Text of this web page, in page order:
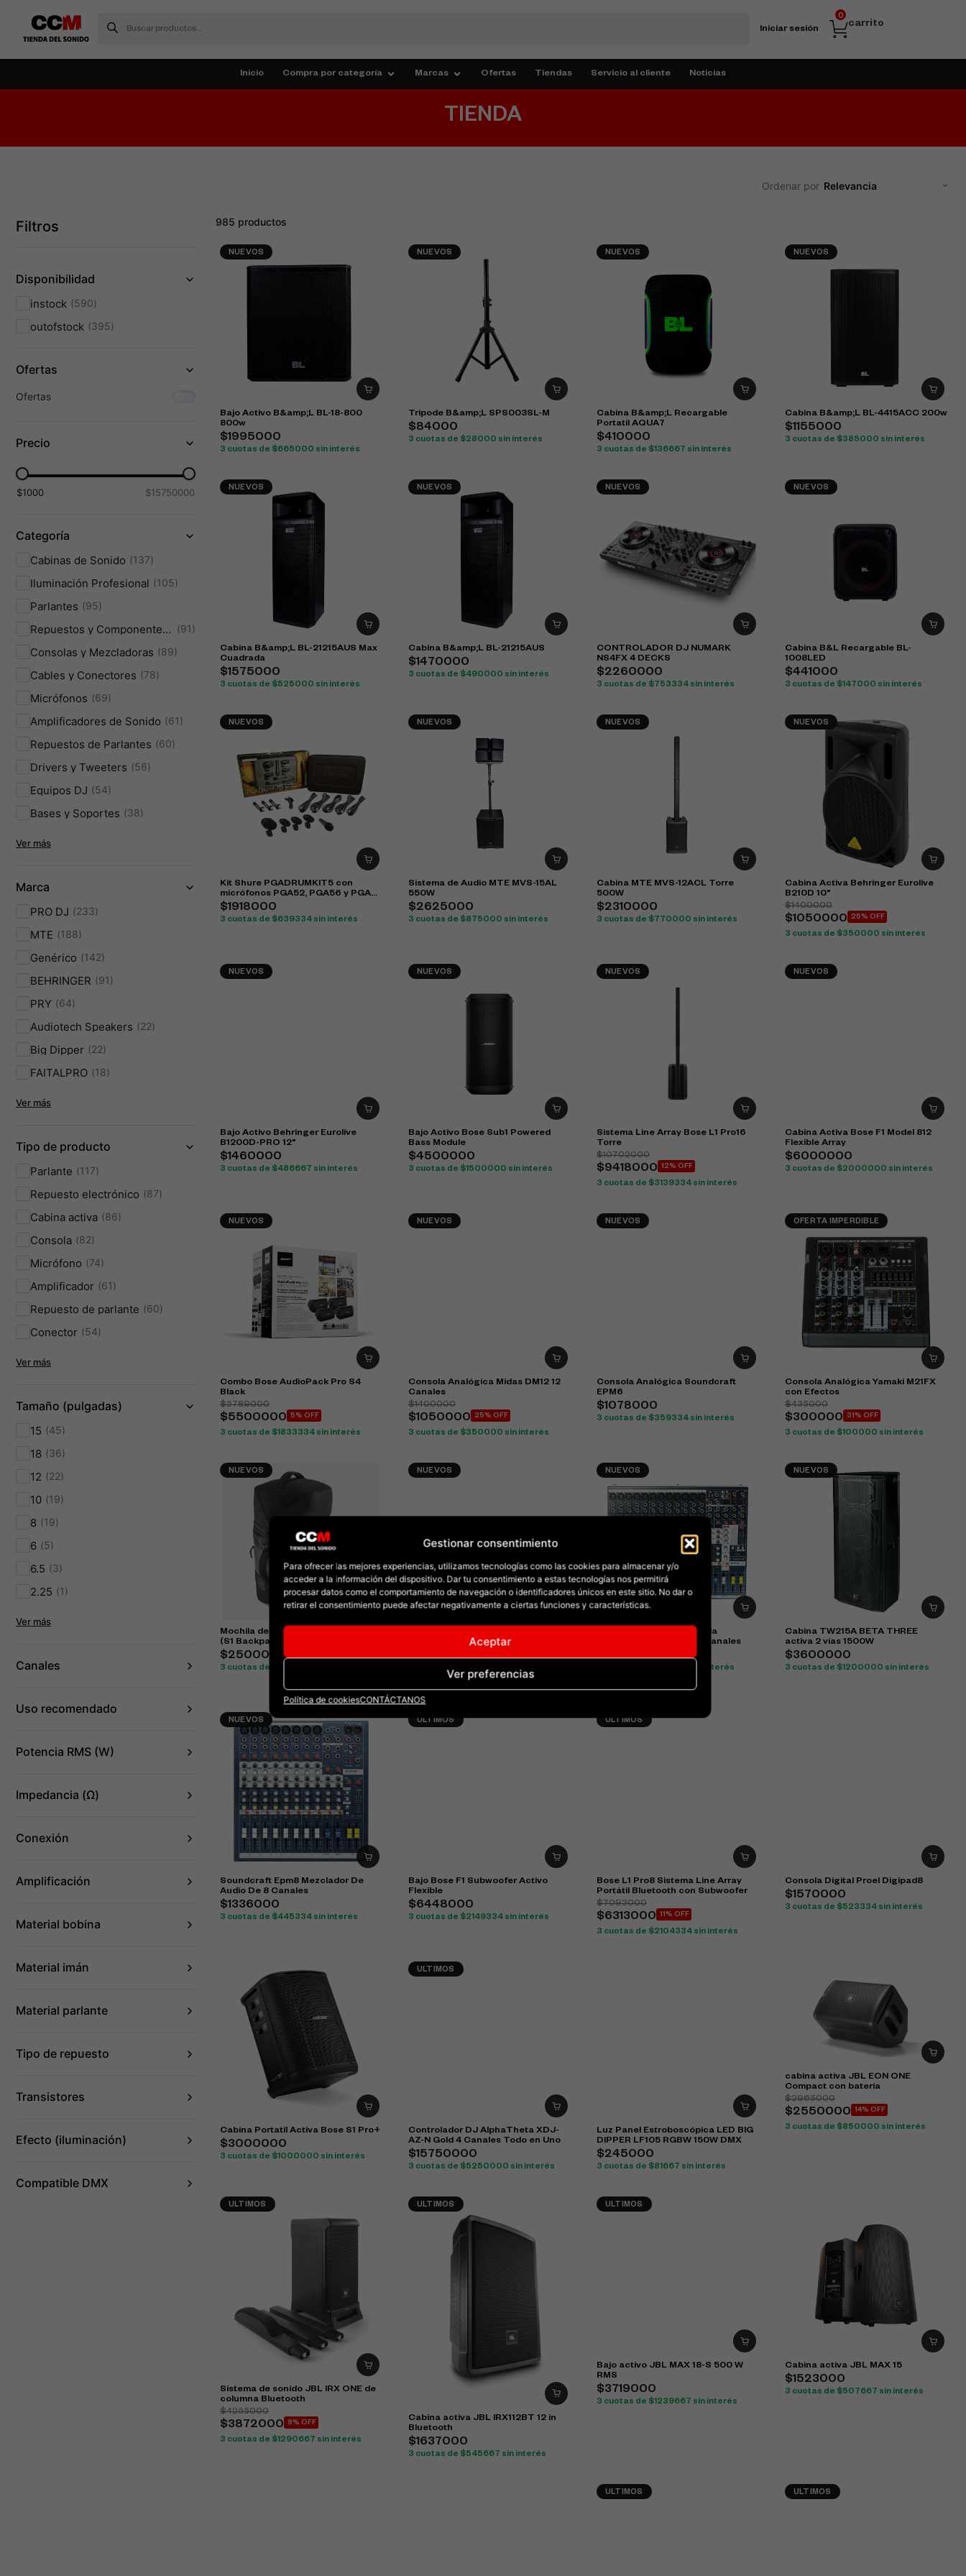
Gestionar consentimiento
Para ofrecer las mejores experiencias, utilizamos tecnologías como las cookies para almacenar y/o
acceder a la información del dispositivo. Dar tu consentimiento a estas tecnologías nos permitirá
procesar datos como el comportamiento de navegación o identificadores únicos en este sitio. No dar o
retirar el consentimiento puede afectar negativamente a ciertas funciones y características.
Aceptar
Ver preferencias
Política de cookiesCONTÁCTANOS
Iniciar sesión carrito
0
Inicio Compra por categoría Marcas Ofertas Tiendas Servicio al cliente Noticias
TIENDA
Filtros
Disponibilidad
instock 590
outofstock 395
Ofertas
Ofertas
Precio
$1000 $15750000
Categoría
Cabinas de Sonido 137
Iluminación Profesional 105
Parlantes 95
Repuestos y Componentes Electrónicos 91
Consolas y Mezcladoras 89
Cables y Conectores 78
Micrófonos 69
Amplificadores de Sonido 61
Repuestos de Parlantes 60
Drivers y Tweeters 56
Equipos DJ 54
Bases y Soportes 38
Ver más
Marca
PRO DJ 233
MTE 188
Genérico 142
BEHRINGER 91
PRY 64
Audiotech Speakers 22
Big Dipper 22
FAITALPRO 18
Ver más
Tipo de producto
Parlante 117
Repuesto electrónico 87
Cabina activa 86
Consola 82
Micrófono 74
Amplificador 61
Repuesto de parlante 60
Conector 54
Ver más
Tamaño (pulgadas)
15 45
18 36
12 22
10 19
8 19
6 5
6.5 3
2.25 1
Ver más
Canales
Uso recomendado
Potencia RMS (W)
Impedancia (Ω)
Conexión
Amplificación
Material bobina
Material imán
Material parlante
Tipo de repuesto
Transistores
Efecto (iluminación)
Compatible DMX
985 productos
NUEVOS
Bajo Activo B&amp;L BL-18-800
800w
$1995000
3 cuotas de $665000 sin interés
NUEVOS
Tripode B&amp;L SPS003SL-M
$84000
3 cuotas de $28000 sin interés
NUEVOS
Cabina B&amp;L Recargable
Portatil AQUA7
$410000
3 cuotas de $136667 sin interés
NUEVOS
Cabina B&amp;L BL-4415ACC 200w
$1155000
3 cuotas de $385000 sin interés
NUEVOS
Cabina B&amp;L BL-21215AUS Max
Cuadrada
$1575000
3 cuotas de $525000 sin interés
NUEVOS
Cabina B&amp;L BL-21215AUS
$1470000
3 cuotas de $490000 sin interés
NUEVOS
CONTROLADOR DJ NUMARK
NS4FX 4 DECKS
$2260000
3 cuotas de $753334 sin interés
NUEVOS
Cabina B&L Recargable BL-
1008LED
$441000
3 cuotas de $147000 sin interés
NUEVOS
Kit Shure PGADRUMKIT5 con
micrófonos PGA52, PGA56 y PGA57
para batería
$1918000
3 cuotas de $639334 sin interés
NUEVOS
Sistema de Audio MTE MVS-15AL
550W
$2625000
3 cuotas de $875000 sin interés
NUEVOS
Cabina MTE MVS-12ACL Torre
500W
$2310000
3 cuotas de $770000 sin interés
NUEVOS
Cabina Activa Behringer Eurolive
B210D 10"
$1400000
$1050000 25% OFF
3 cuotas de $350000 sin interés
NUEVOS
Bajo Activo Behringer Eurolive
B1200D-PRO 12"
$1460000
3 cuotas de $486667 sin interés
NUEVOS
Bajo Activo Bose Sub1 Powered
Bass Module
$4500000
3 cuotas de $1500000 sin interés
NUEVOS
Sistema Line Array Bose L1 Pro16
Torre
$10702000
$9418000 12% OFF
3 cuotas de $3139334 sin interés
NUEVOS
Cabina Activa Bose F1 Model 812
Flexible Array
$6000000
3 cuotas de $2000000 sin interés
NUEVOS
Combo Bose AudioPack Pro S4
Black
$5789000
$5500000 5% OFF
3 cuotas de $1833334 sin interés
NUEVOS
Consola Analógica Midas DM12 12
Canales
$1400000
$1050000 25% OFF
3 cuotas de $350000 sin interés
NUEVOS
Consola Analógica Soundcraft
EPM6
$1078000
3 cuotas de $359334 sin interés
OFERTA IMPERDIBLE
Consola Analógica Yamaki M21FX
con Efectos
$435000
$300000 31% OFF
3 cuotas de $100000 sin interés
NUEVOS
Mochila de Transporte Bose S1 Pro
(S1 Backpack)
$250000
3 cuotas de $83334 sin interés
NUEVOS
$756000
3 cuotas de $252000 sin interés
NUEVOS
Soundcraft EFX12 Consola
Mezcladora Análoga 12 Canales
$2350000
3 cuotas de $783334 sin interés
NUEVOS
Cabina TW215A BETA THREE
activa 2 vías 1500W
$3600000
3 cuotas de $1200000 sin interés
NUEVOS
Soundcraft Epm8 Mezclador De
Audio De 8 Canales
$1336000
3 cuotas de $445334 sin interés
ULTIMOS
Bajo Bose F1 Subwoofer Activo
Flexible
$6448000
3 cuotas de $2149334 sin interés
ULTIMOS
Bose L1 Pro8 Sistema Line Array
Portátil Bluetooth con Subwoofer
$7093000
$6313000 11% OFF
3 cuotas de $2104334 sin interés
Consola Digital Proel Digipad8
$1570000
3 cuotas de $523334 sin interés
Cabina Portatil Activa Bose S1 Pro+
$3000000
3 cuotas de $1000000 sin interés
ULTIMOS
Controlador DJ AlphaTheta XDJ-
AZ-N Gold 4 Canales Todo en Uno
$15750000
3 cuotas de $5250000 sin interés
Luz Panel Estroboscópica LED BIG
DIPPER LF105 RGBW 150W DMX
$245000
3 cuotas de $81667 sin interés
cabina activa JBL EON ONE
Compact con batería
$2965000
$2550000 14% OFF
3 cuotas de $850000 sin interés
ULTIMOS
Sistema de sonido JBL IRX ONE de
columna Bluetooth
$4255000
$3872000 9% OFF
3 cuotas de $1290667 sin interés
ULTIMOS
Cabina activa JBL IRX112BT 12 in
Bluetooth
$1637000
3 cuotas de $545667 sin interés
ULTIMOS
Bajo activo JBL MAX 18-S 500 W
RMS
$3719000
3 cuotas de $1239667 sin interés
Cabina activa JBL MAX 15
$1523000
3 cuotas de $507667 sin interés
ULTIMOS ULTIMOS